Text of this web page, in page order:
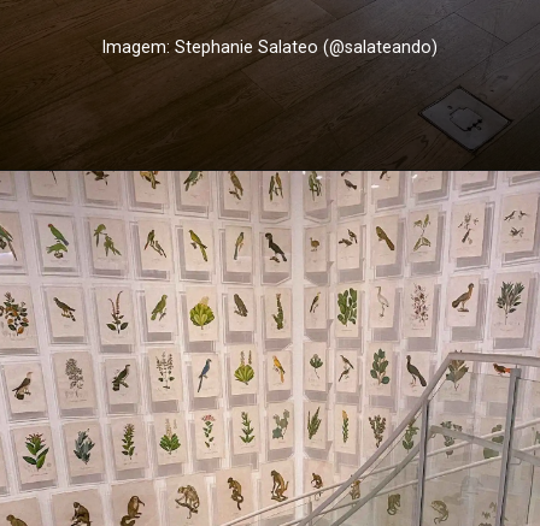
Imagem: Stephanie Salateo (@salateando)